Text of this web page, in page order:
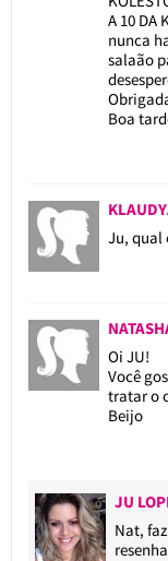
A 10 DA
nunca
salaão
Boa
Ju, qual
Oi JU!
Você
tratar o
Beijo
JU
Nat,